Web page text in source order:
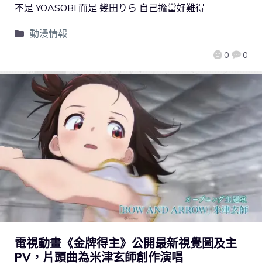
0 0
不是 YOASOBI 而是 幾田りら 自己擔當好難得
動漫情報
電視動畫《金牌得主》公開最新視覺圖及主
PV，片頭曲為米津玄師創作演唱